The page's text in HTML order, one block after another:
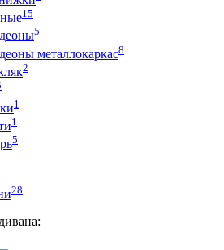
15
5
металлокаркас8
2
1
1
5
28